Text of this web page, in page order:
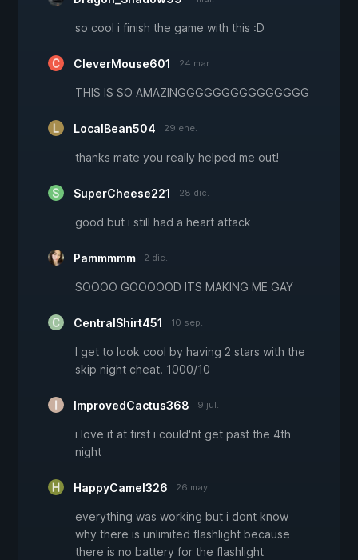
so cool i finish the game with this :D
CleverMouse601 24 mar.
THIS IS SO AMAZINGGGGGGGGGGGGGGG
LocalBean504 29 ene.
thanks mate you really helped me out!
SuperCheese221 28 dic.
good but i still had a heart attack
Pammmmm 2 dic.
SOOOO GOOOOOD ITS MAKING ME GAY
CentralShirt451 10 sep.
I get to look cool by having 2 stars with the
skip night cheat. 1000/10
ImprovedCactus368 9 jul.
i love it at first i could'nt get past the 4th
night
HappyCamel326 26 may.
everything was working but i dont know
why there is unlimited flashlight because
there is no battery for the flashlight